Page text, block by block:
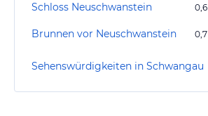
Schloss Neuschwanstein 0,6
Brunnen vor Neuschwanstein 0,7
Sehenswürdigkeiten in Schwangau